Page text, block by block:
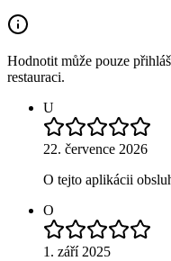
Hodnotit může pouze
restauraci.
U
22. července 2026
O tejto aplikácii
O
1. září 2025